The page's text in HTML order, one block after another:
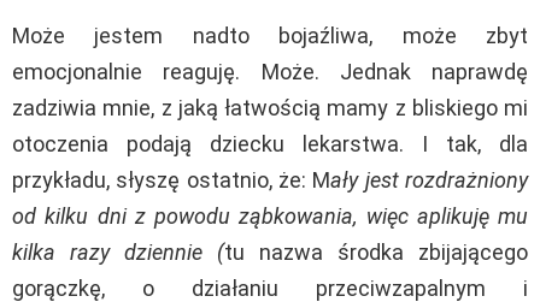
Może jestem nadto bojaźliwa, może zbyt
emocjonalnie reaguję. Może. Jednak naprawdę
zadziwia mnie, z jaką łatwością mamy z bliskiego mi
otoczenia podają dziecku lekarstwa. I tak, dla
przykładu, słyszę ostatnio, że: Mały jest rozdrażniony
od kilku dni z powodu ząbkowania, więc aplikuję mu
kilka razy dziennie (tu nazwa środka zbijającego
gorączkę, o działaniu przeciwzapalnym i